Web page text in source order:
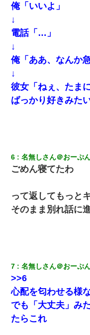
【驚愕】私「今まで育て
3000万円」→数年後。私
い」→
日航機墜落事故の「ここ
感がヤバイ・・・
３２歳俺「ずっと好きで
彼女「うん！！絶対幸
ｗｗｗ
ワイアラサー主婦、昨晩
【驚愕】5000円でＪＫ
【GJ!】会社から帰宅中
発見。しかも「ヒィ～」
て近寄ったら女の子がお
ホテルに泊まったんだけ
俺「いいよ」
↓
電話「…」
↓
俺「ああ、なんか
↓
彼女「ねぇ、たま
ばっかり好きみた
6 名無しさん＠おーぷ
ごめん寝てたわ
って返してもっと
そのまま別れ話に
7 名無しさん＠おーぷ
>>6
心配を匂わせる様
でも「大丈夫」み
たらこれ